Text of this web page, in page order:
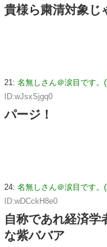
貴様ら粛清対象じ
21: 名無しさん＠涙目です。
ID:wJsxSjgq0
パージ！
24: 名無しさん＠涙目です。
ID:wDCckH8e0
自称であれ経済学
な紫ババア